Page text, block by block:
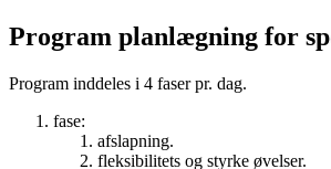
Program planlægning for
Program inddeles i 4 faser pr. dag.
fase:
afslapning.
fleksibilitets og styrke øvelser.